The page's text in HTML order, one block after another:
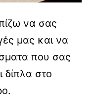
να σας
μας και να
που σας
δίπλα στο